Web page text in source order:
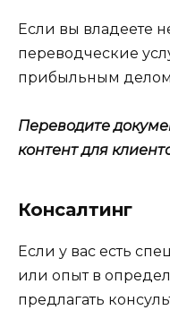
Если вы владеете
переводческие
прибыльным
Переводите
контент для
Консалтинг
Если у вас есть
или опыт в
предлагать